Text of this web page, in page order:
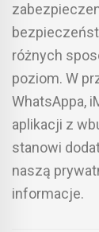
różnych
poziom. W
WhatsAppa,
aplikacji z
stanowi
naszą
informacje.